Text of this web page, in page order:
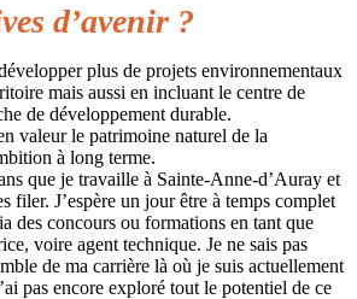
d’avenir ?
plus de projets environnementaux
mais aussi en incluant le centre de
de développement durable.
valeur le patrimoine naturel de la
à long terme.
que je travaille à Sainte-Anne-d’Auray et
filer. J’espère un jour être à temps complet
des concours ou formations en tant que
voire agent technique. Je ne sais pas
de ma carrière là où je suis actuellement
pas encore exploré tout le potentiel de ce